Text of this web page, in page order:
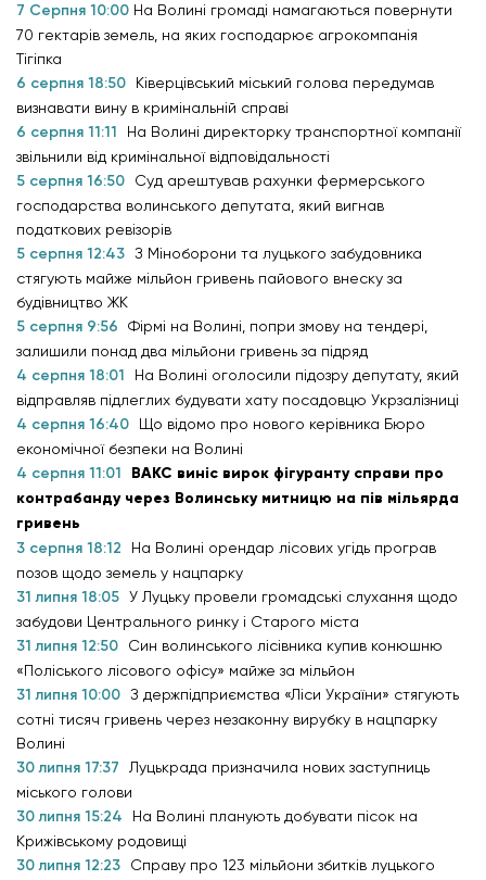
7 Серпня 10:00 На Волині громаді намагаються повернути
70 гектарів земель, на яких господарює агрокомпанія
Тігіпка
6 серпня 18:50
Ківерцівський міський голова передумав
визнавати вину в кримінальній справі
6 серпня 11:11
На Волині директорку транспортної компанії
звільнили від кримінальної відповідальності
5 серпня 16:50
Суд арештував рахунки фермерського
господарства волинського депутата, який вигнав
податкових ревізорів
5 серпня 12:43 З Міноборони та луцького забудовника
стягують майже мільйон гривень пайового внеску за
будівництво ЖК
5 серпня 9:56
Фірмі на Волині, попри змову на тендері,
залишили понад два мільйони гривень за підряд
4 серпня 18:01
На Волині оголосили підозру депутату, який
відправляв підлеглих будувати хату посадовцю Укрзалізниці
4 серпня 16:40
Що відомо про нового керівника Бюро
економічної безпеки на Волині
4 серпня 11:01
ВАКС виніс вирок фігуранту справи про
контрабанду через Волинську митницю на пів мільярда
гривень
3 серпня 18:12
На Волині орендар лісових угідь програв
позов щодо земель у нацпарку
31 липня 18:05 У Луцьку провели громадські слухання щодо
забудови Центрального ринку і Старого міста
31 липня 12:50
Син волинського лісівника купив конюшню
«Поліського лісового офісу» майже за мільйон
31 липня 10:00 З держпідприємства «Ліси України» стягують
сотні тисяч гривень через незаконну вирубку в нацпарку
Волині
30 липня 17:37
Луцькрада призначила нових заступниць
міського голови
30 липня 15:24
На Волині планують добувати пісок на
Крижівському родовищі
30 липня 12:23
Справу про 123 мільйони збитків луцького